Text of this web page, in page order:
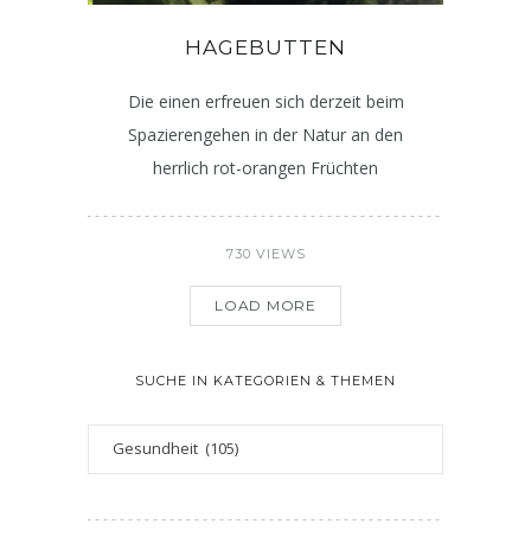
HAGEBUTTEN
Die einen erfreuen sich derzeit beim
Spazierengehen in der Natur an den
herrlich rot-orangen Früchten
730 VIEWS
LOAD MORE
SUCHE IN KATEGORIEN & THEMEN